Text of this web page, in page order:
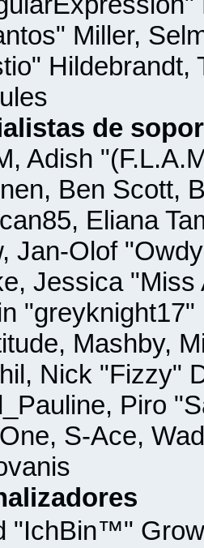
Miller,
Hildebrandt,
de
Adish
Ben Scott,
Eliana
Jan-Olof
Jessica
Mashby,
Nick "Fizzy"
Piro
S-Ace,
"IchBin™"